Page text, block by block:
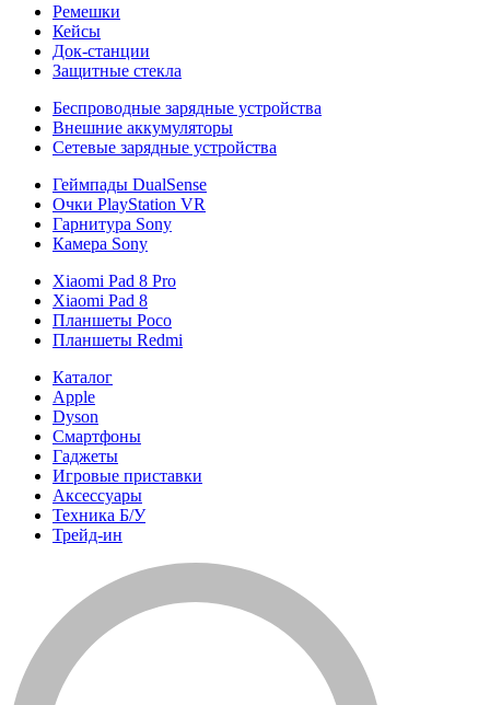
Ремешки
Кейсы
Док-станции
Защитные стекла
Беспроводные зарядные устройства
Внешние аккумуляторы
Сетевые зарядные устройства
Геймпады DualSense
Очки PlayStation VR
Гарнитура Sony
Камера Sony
Xiaomi Pad 8 Pro
Xiaomi Pad 8
Планшеты Poco
Планшеты Redmi
Каталог
Apple
Dyson
Смартфоны
Гаджеты
Игровые приставки
Аксессуары
Техника Б/У
Трейд-ин